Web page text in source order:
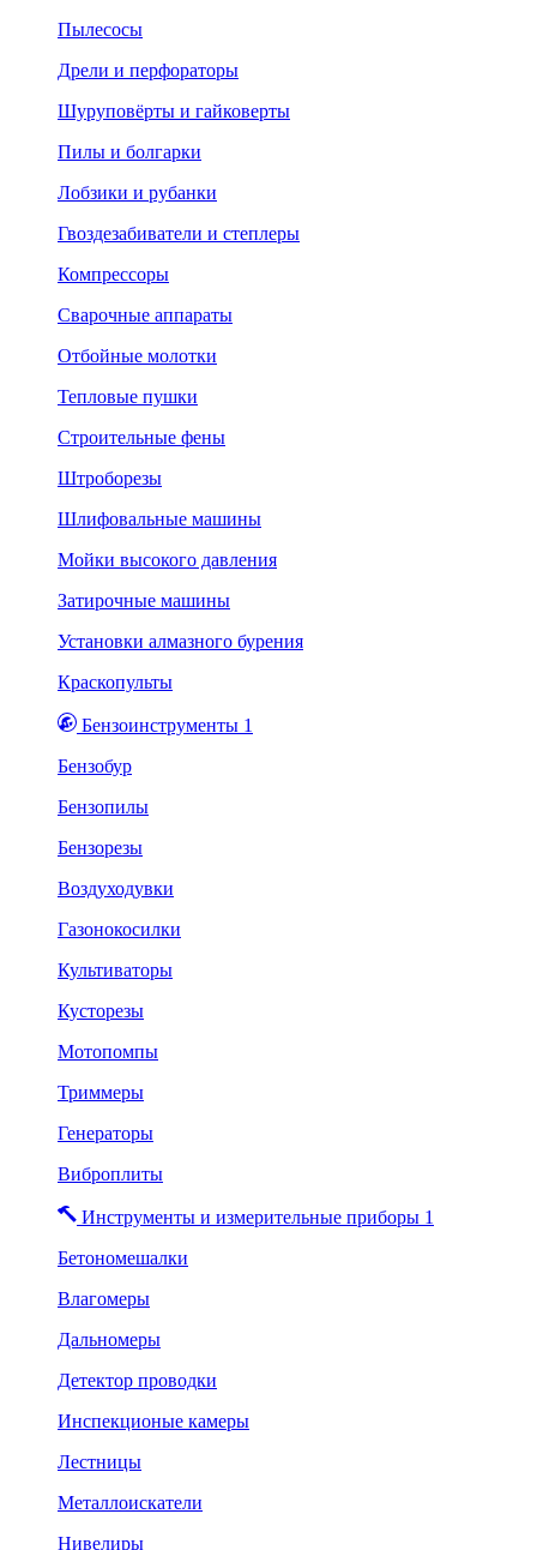
Пылесосы
Дрели и перфораторы
Шуруповёрты и гайковерты
Пилы и болгарки
Лобзики и рубанки
Гвоздезабиватели и степлеры
Компрессоры
Сварочные аппараты
Отбойные молотки
Тепловые пушки
Строительные фены
Штроборезы
Шлифовальные машины
Мойки высокого давления
Затирочные машины
Установки алмазного бурения
Краскопульты
Бензоинструменты 1
Бензобур
Бензопилы
Бензорезы
Воздуходувки
Газонокосилки
Культиваторы
Кусторезы
Мотопомпы
Триммеры
Генераторы
Виброплиты
Инструменты и измерительные приборы 1
Бетономешалки
Влагомеры
Дальномеры
Детектор проводки
Инспекционые камеры
Лестницы
Металлоискатели
Нивелиры